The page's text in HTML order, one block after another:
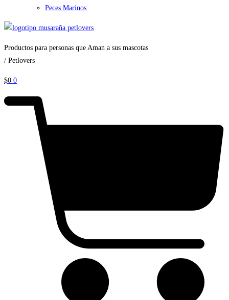
Peces Marinos
Productos para personas que Aman a sus mascotas
/ Petlovers
$0 0